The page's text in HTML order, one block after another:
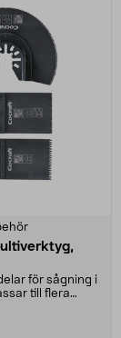
för sågning i
till flera
stjärnor